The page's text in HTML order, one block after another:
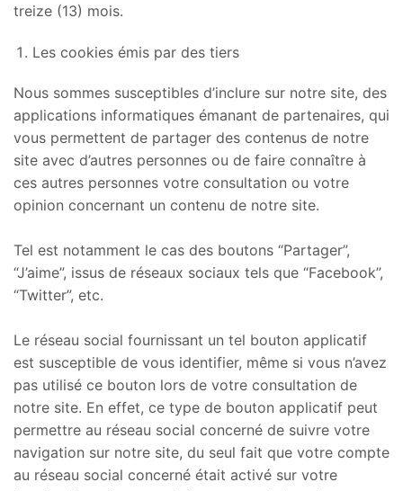
treize (13) mois.
Les cookies émis par des tiers
Nous sommes susceptibles d’inclure sur notre site, des
applications informatiques émanant de partenaires, qui
vous permettent de partager des contenus de notre
site avec d’autres personnes ou de faire connaître à
ces autres personnes votre consultation ou votre
opinion concernant un contenu de notre site.
Tel est notamment le cas des boutons “Partager”,
“J’aime”, issus de réseaux sociaux tels que “Facebook”,
“Twitter”, etc.
Le réseau social fournissant un tel bouton applicatif
est susceptible de vous identifier, même si vous n’avez
pas utilisé ce bouton lors de votre consultation de
notre site. En effet, ce type de bouton applicatif peut
permettre au réseau social concerné de suivre votre
navigation sur notre site, du seul fait que votre compte
au réseau social concerné était activé sur votre